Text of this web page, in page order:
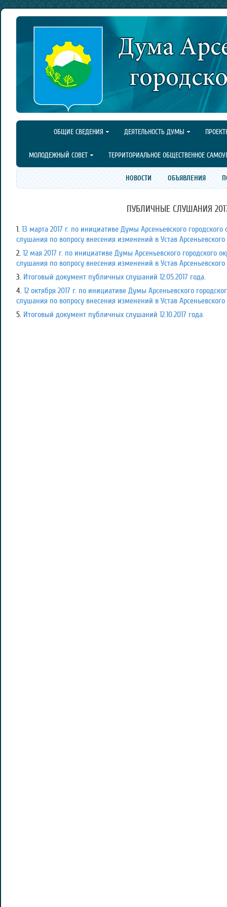
ОБЩИЕ СВЕДЕНИЯ ДЕЯТЕЛЬНОСТЬ ДУМЫ
МОЛОДЕЖНЫЙ СОВЕТ ТЕРРИТОРИАЛЬНОЕ ОБЩЕСТВЕННОЕ
НОВОСТИ ОБЪЯВЛЕНИЯ
ПУБЛИЧНЫЕ СЛУШАНИЯ
1. 13 марта 2017 г. по инициативе Думы Арсеньевского
слушания по вопросу внесения изменений в Устав Арсеньевского
2. 12 мая 2017 г. по инициативе Думы Арсеньевского городского
слушания по вопросу внесения изменений в Устав Арсеньевского
3. Итоговый документ публичных слушаний 12.05.2017 года.
4. 12 октября 2017 г. по инициативе Думы Арсеньевского
слушания по вопросу внесения изменений в Устав Арсеньевского
5. Итоговый документ публичных слушаний 12.10.2017 года.